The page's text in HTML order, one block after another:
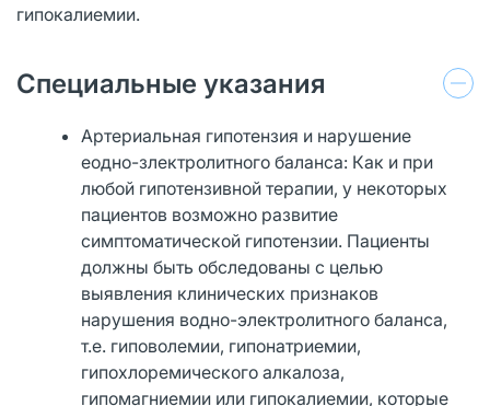
гипокалиемии.
Специальные указания
Артериальная гипотензия и нарушение
еодно-злектролитного баланса: Как и при
любой гипотензивной терапии, у некоторых
пациентов возможно развитие
симптоматической гипотензии. Пациенты
должны быть обследованы с целью
выявления клинических признаков
нарушения водно-электролитного баланса,
т.е. гиповолемии, гипонатриемии,
гипохлоремического алкалоза,
гипомагниемии или гипокалиемии, которые